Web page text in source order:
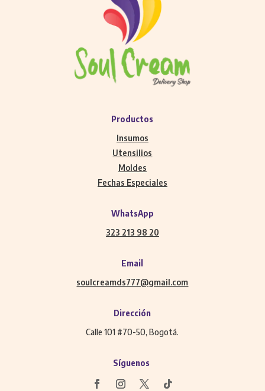
Productos
Insumos
Utensilios
Moldes
Fechas Especiales
WhatsApp
323 213 98 20
Email
soulcreamds777@gmail.com
Dirección
Calle 101 #70-50, Bogotá.
Síguenos